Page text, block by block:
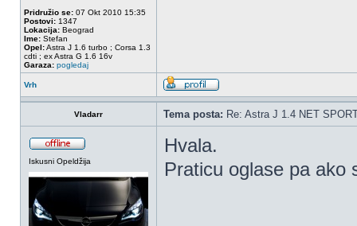
Pridružio se: 07 Okt 2010 15:35
Postovi: 1347
Lokacija: Beograd
Ime: Stefan
Opel:Astra J 1.6 turbo ; Corsa 1.3
cdti ; ex Astra G 1.6 16v
Garaza: pogledaj
Vrh
Vladarr Tema posta: Re: Astra J 1.4 NET
Iskusni Opeldžija
Hvala.
Praticu oglase pa ako